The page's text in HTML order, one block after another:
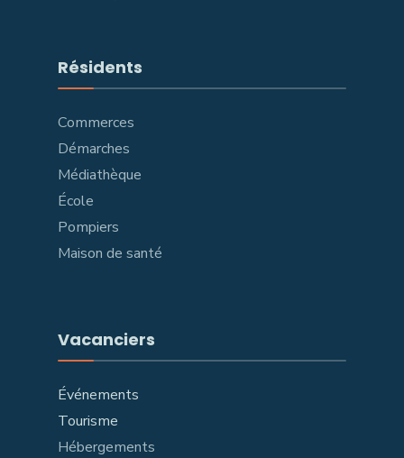
Résidents
Commerces
Démarches
Médiathèque
École
Pompiers
Maison de santé
Vacanciers
Événements
Tourisme
Hébergements